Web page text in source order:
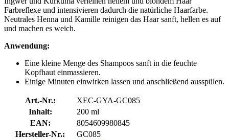
Farbreflexe und intensivieren dadurch die natürliche Haarfarbe.
Neutrales Henna und Kamille reinigen das Haar sanft, hellen es auf
und machen es weich.
Anwendung:
Eine kleine Menge des Shampoos sanft in die feuchte
Kopfhaut einmassieren.
Einige Minuten einwirken lassen und anschließend ausspülen.
Art.-Nr.:
XEC-GYA-GC085
Inhalt:
200 ml
EAN:
8054609980845
Hersteller-Nr.:
GC085